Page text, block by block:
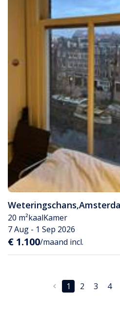
Weteringschans,
20 m²kaalKamer
7 Aug - 1 Sep 2026
€ 1.100/maand incl.
1 2 3 4